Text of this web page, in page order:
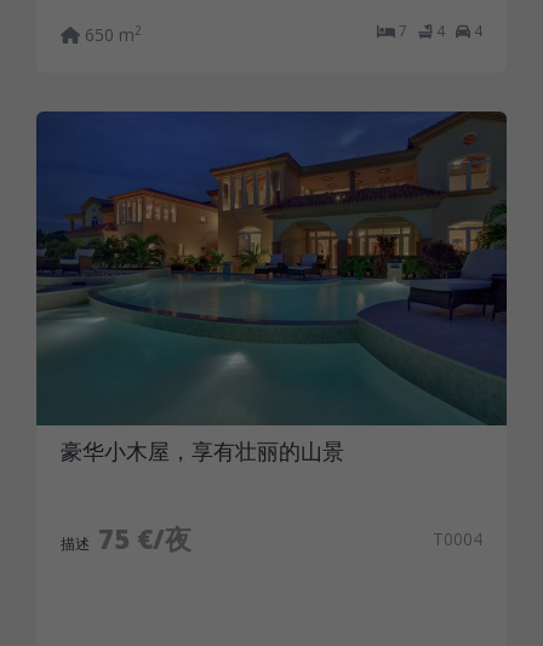
7 4 4
650 m2
豪华小木屋，享有壮丽的山景
描述 75 €/夜 T0004